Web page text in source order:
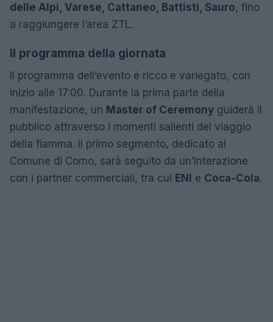
delle Alpi, Varese, Cattaneo, Battisti, Sauro, fino
a raggiungere l’area ZTL.
Il programma della giornata
Il programma dell’evento è ricco e variegato, con
inizio alle 17:00. Durante la prima parte della
manifestazione, un Master of Ceremony guiderà il
pubblico attraverso i momenti salienti del viaggio
della fiamma. Il primo segmento, dedicato al
Comune di Como, sarà seguito da un’interazione
con i partner commerciali, tra cui ENI e Coca-Cola.